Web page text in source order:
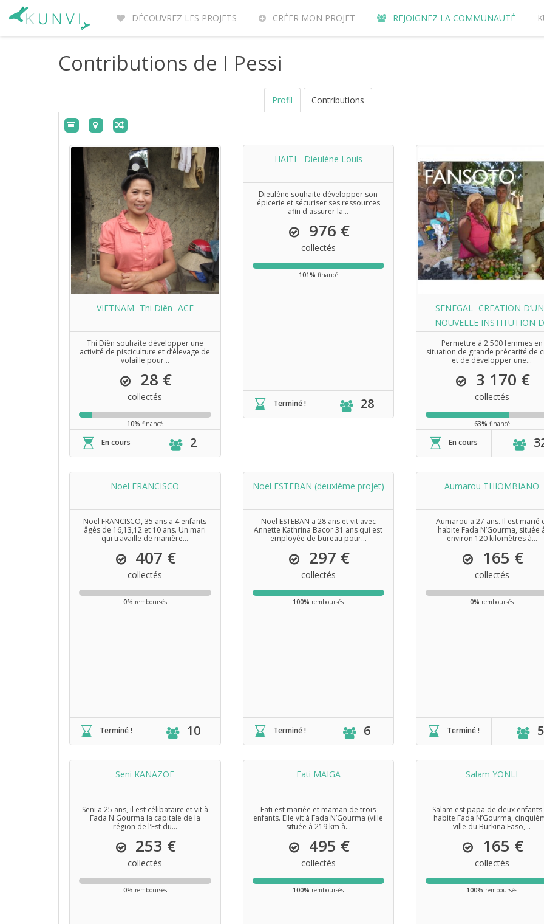
DÉCOUVREZ LES PROJETS CRÉER MON PROJET REJOIGNEZ LA COMMUNAUTÉ
ENTREPRENEURS DU MONDE POURQUOI CONTRIBUER SUR LE SITE DE CROWDFUNDING KUNVI ?
Contributions de I Pessi
Profil Contributions
VIETNAM- Thi Diên- ACE
Thi Diên souhaite développer une
activité de pisciculture et d’élevage de
volaille pour...
28 €
collectés
10% financé
En cours 2
HAITI - Dieulène Louis
Dieulène souhaite développer son
épicerie et sécuriser ses ressources
afin d'assurer la...
976 €
collectés
101% financé
Terminé ! 28
SENEGAL- CREATION
NOUVELLE INSTITUTION
Permettre à 2.500 femmes en
situation de grande précarité de
et de développer une...
3 170 €
collectés
63% financé
En cours
Noel FRANCISCO
Noel FRANCISCO, 35 ans a 4 enfants
âgés de 16,13,12 et 10 ans. Un mari
qui travaille de manière...
407 €
collectés
0% remboursés
Terminé ! 10
Noel ESTEBAN (deuxième projet)
Noel ESTEBAN a 28 ans et vit avec
Annette Kathrina Bacor 31 ans qui est
employée de bureau pour...
297 €
collectés
100% remboursés
Terminé ! 6
Aumarou THIOMBIANO
Aumarou a 27 ans. Il est marié
habite Fada N’Gourma, située
environ 120 kilomètres à...
165 €
collectés
0% remboursés
Terminé ! 5
Seni KANAZOE
Seni a 25 ans, il est célibataire et vit à
Fada N'Gourma la capitale de la
région de l’Est du...
253 €
collectés
0% remboursés
Fati MAIGA
Fati est mariée et maman de trois
enfants. Elle vit à Fada N’Gourma (ville
située à 219 km à...
495 €
collectés
100% remboursés
Salam YONLI
Salam est papa de deux enfants
habite Fada N’Gourma,
ville du Burkina Faso,...
165 €
collectés
100% remboursés